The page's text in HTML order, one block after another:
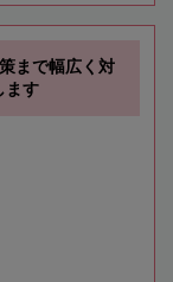
まで幅広く対
ます